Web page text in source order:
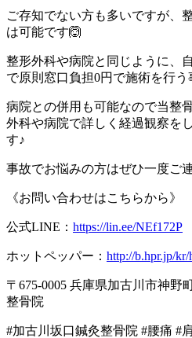
ご存知でない方も多いですが、
は可能です🙆
整形外科や病院と同じように、
で原則窓口負担0円で施術を行う
病院との併用も可能なので当整
外科や病院で詳しく経過観察を
す♪
事故でお悩みの方はぜひ一度ご
《お問い合わせはこちらから》
公式LINE： https://lin.ee/NEf172P
ホットペッパー： http://b.hpr.jp/
〒675‐0005 兵庫県加古川市神野
整骨院
#加古川坂口鍼灸整骨院 #腰痛 #